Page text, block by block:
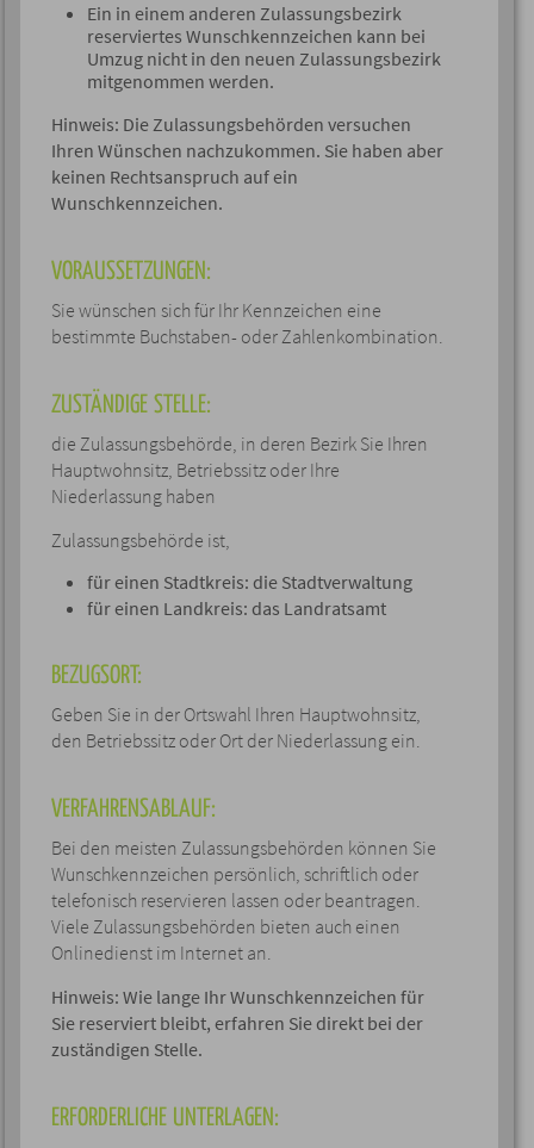
Ein in einem anderen Zulassungsbezirk
reserviertes Wunschkennzeichen kann bei
Umzug nicht in den neuen Zulassungsbezirk
mitgenommen werden.
Hinweis: Die Zulassungsbehörden versuchen
Ihren Wünschen nachzukommen. Sie haben aber
keinen Rechtsanspruch auf ein
Wunschkennzeichen.
VORAUSSETZUNGEN:
Sie wünschen sich für Ihr Kennzeichen eine
bestimmte Buchstaben- oder Zahlenkombination.
ZUSTÄNDIGE STELLE:
die Zulassungsbehörde, in deren Bezirk Sie Ihren
Hauptwohnsitz, Betriebssitz oder Ihre
Niederlassung haben
Zulassungsbehörde ist,
für einen Stadtkreis: die Stadtverwaltung
für einen Landkreis: das Landratsamt
BEZUGSORT:
Geben Sie in der Ortswahl Ihren Hauptwohnsitz,
den Betriebssitz oder Ort der Niederlassung ein.
VERFAHRENSABLAUF:
Bei den meisten Zulassungsbehörden können Sie
Wunschkennzeichen persönlich, schriftlich oder
telefonisch reservieren lassen oder beantragen.
Viele Zulassungsbehörden bieten auch einen
Onlinedienst im Internet an.
Hinweis: Wie lange Ihr Wunschkennzeichen für
Sie reserviert bleibt, erfahren Sie direkt bei der
zuständigen Stelle.
ERFORDERLICHE UNTERLAGEN: